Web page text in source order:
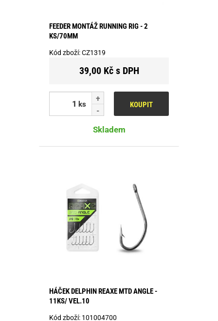
FEEDER MONTÁŽ RUNNING RIG - 2
KS/70MM
Kód zboží:CZ1319
39,00 Kč s DPH
ks KOUPIT
Skladem
HÁČEK DELPHIN REAXE MTD ANGLE -
11KS/ VEL.10
Kód zboží: 101004700